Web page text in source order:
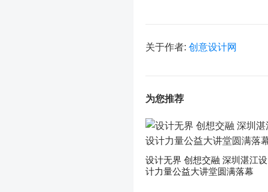
关于作者: 创意设计网
为您推荐
设计无界 创想交融 深圳湛江设
计力量公益大讲堂圆满落幕